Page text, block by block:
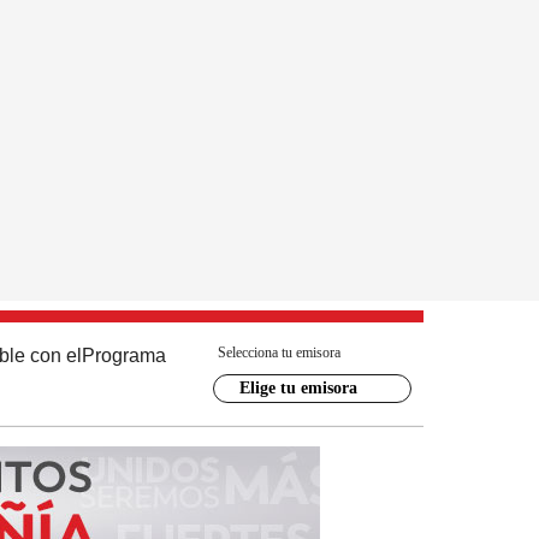
con el Programa Selecciona tu emisora
Elige tu emisora